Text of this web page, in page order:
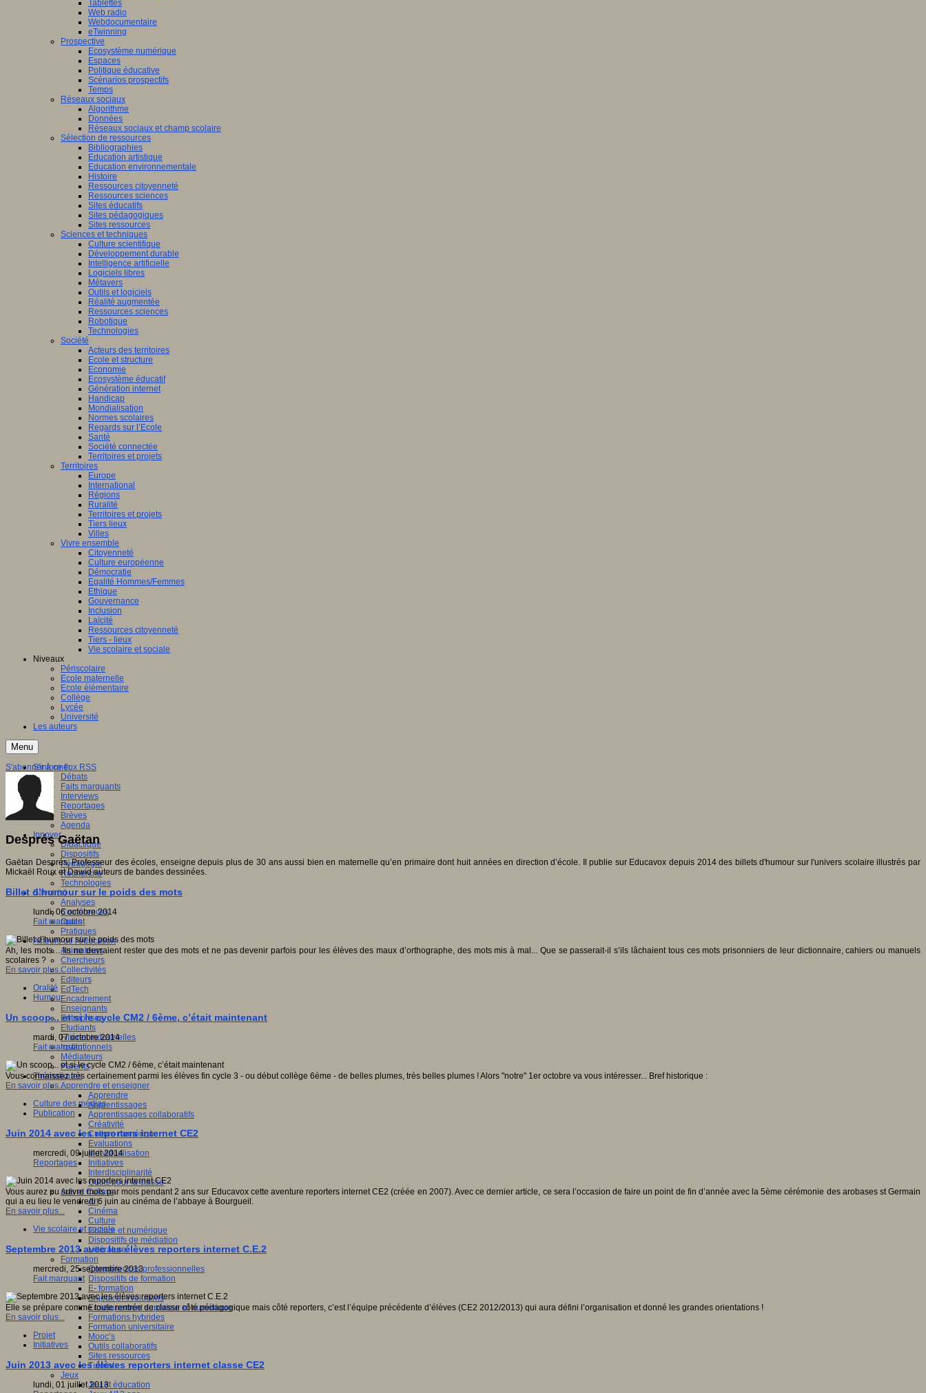
Tablettes
Web radio
Webdocumentaire
eTwinning
Prospective
Ecosystème numérique
Espaces
Politique éducative
Scénarios prospectifs
Temps
Réseaux sociaux
Algorithme
Données
Réseaux sociaux et champ scolaire
Sélection de ressources
Bibliographies
Education artistique
Education environnementale
Histoire
Ressources citoyenneté
Ressources sciences
Sites éducatifs
Sites pédagogiques
Sites ressources
Sciences et techniques
Culture scientifique
Développement durable
Intelligence artificielle
Logiciels libres
Métavers
Outils et logiciels
Réalité augmentée
Ressources sciences
Robotique
Technologies
Société
Acteurs des territoires
Ecole et structure
Economie
Ecosystème éducatif
Génération internet
Handicap
Mondialisation
Normes scolaires
Regards sur l’Ecole
Santé
Société connectée
Territoires et projets
Territoires
Europe
International
Régions
Ruralité
Territoires et projets
Tiers lieux
Villes
Vivre ensemble
Citoyenneté
Culture européenne
Démocratie
Egalité Hommes/Femmes
Ethique
Gouvernance
Inclusion
Laïcité
Ressources citoyenneté
Tiers - lieux
Vie scolaire et sociale
Niveaux
Périscolaire
Ecole maternelle
Ecole élémentaire
Collège
Lycée
Université
Les auteurs
Menu
S'informer
Débats
Faits marquants
Interviews
Reportages
Brèves
Agenda
Innover
Didactique
Dispositifs
Pédagogie
Recherche
Technologies
Savoir(s)
Analyses
Conférences
Outils
Pratiques
Acteurs de l'éducation
Animateurs
Chercheurs
Collectivités
Editeurs
EdTech
Encadrement
Enseignants
Entreprises
Etudiants
Filières industrielles
Institutionnels
Médiateurs
Parents
Thématiques
Apprendre et enseigner
Apprendre
Apprentissages
Apprentissages collaboratifs
Créativité
Culture numérique
Evaluations
Individualisation
Initiatives
Interdisciplinarité
Outils pour la classe
Arts et Culture
Art
Cinéma
Culture
Culture et numérique
Dispositifs de médiation
Littérature
Formation
Compétences professionnelles
Dispositifs de formation
E- formation
Enjeux et évolutions
Enseignement supérieur et numérique
Formations hybrides
Formation universitaire
Mooc’s
Outils collaboratifs
Sites ressources
Tutorat
Jeux
Jeu et éducation
S'abonner à ce flux RSS
Després Gaëtan
Gaëtan Després, Professeur des écoles, enseigne depuis plus de 30 ans aussi bien en maternelle qu’en primaire dont huit années en direction d’école. Il publie sur Educavox depuis 2014 des billets d'humour sur l'univers scolaire illustrés par
Mickaël Roux et Dawid auteurs de bandes dessinées.
Billet d’humour sur le poids des mots
lundi, 06 octobre 2014
Fait marquant
Ah, les mots… Ils ne devraient rester que des mots et ne pas devenir parfois pour les élèves des maux d’orthographe, des mots mis à mal... Que se passerait-il s’ils lâchaient tous ces mots prisonniers de leur dictionnaire, cahiers ou manuels
scolaires ?
En savoir plus...
Oralité
Humour
Un scoop... et si le cycle CM2 / 6ème, c’était maintenant
mardi, 07 octobre 2014
Fait marquant
Vous connaissez très certainement parmi les élèves fin cycle 3 - ou début collège 6ème - de belles plumes, très belles plumes ! Alors "notre" 1er octobre va vous intéresser... Bref historique :
En savoir plus...
Culture des médias
Publication
Juin 2014 avec les reporters internet CE2
mercredi, 09 juillet 2014
Reportages
Vous aurez pu suivre mois par mois pendant 2 ans sur Educavox cette aventure reporters internet CE2 (créée en 2007). Avec ce dernier article, ce sera l’occasion de faire un point de fin d’année avec la 5ème cérémonie des arobases st Germain
qui a eu lieu le vendredi 6 juin au cinéma de l’abbaye à Bourgueil.
En savoir plus...
Vie scolaire et sociale
Septembre 2013 avec les élèves reporters internet C.E.2
mercredi, 25 septembre 2013
Fait marquant
Elle se prépare comme toute rentrée de classe côté pédagogique mais côté reporters, c’est l’équipe précédente d’élèves (CE2 2012/2013) qui aura défini l’organisation et donné les grandes orientations !
En savoir plus...
Projet
Initiatives
Juin 2013 avec les élèves reporters internet classe CE2
lundi, 01 juillet 2013